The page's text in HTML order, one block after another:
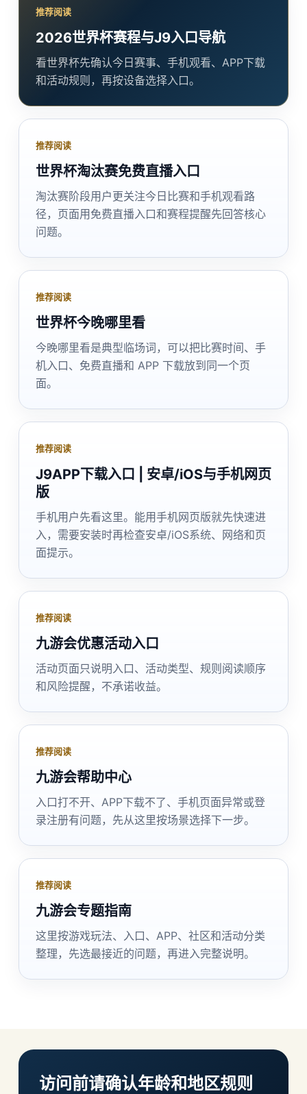
推荐阅读
2026世界杯赛程与J9入口导航
看世界杯先确认今日赛事、手机观看、APP下载
和活动规则，再按设备选择入口。
推荐阅读
世界杯淘汰赛免费直播入口
淘汰赛阶段用户更关注今日比赛和手机观看路
径，页面用免费直播入口和赛程提醒先回答核心
问题。
推荐阅读
世界杯今晚哪里看
今晚哪里看是典型临场词，可以把比赛时间、手
机入口、免费直播和 APP 下载放到同一个页
面。
推荐阅读
J9APP下载入口 | 安卓/iOS与手机网页
版
手机用户先看这里。能用手机网页版就先快速进
入，需要安装时再检查安卓/iOS系统、网络和页
面提示。
推荐阅读
九游会优惠活动入口
活动页面只说明入口、活动类型、规则阅读顺序
和风险提醒，不承诺收益。
推荐阅读
九游会帮助中心
入口打不开、APP下载不了、手机页面异常或登
录注册有问题，先从这里按场景选择下一步。
推荐阅读
九游会专题指南
这里按游戏玩法、入口、APP、社区和活动分类
整理，先选最接近的问题，再进入完整说明。
访问前请确认年龄和地区规则